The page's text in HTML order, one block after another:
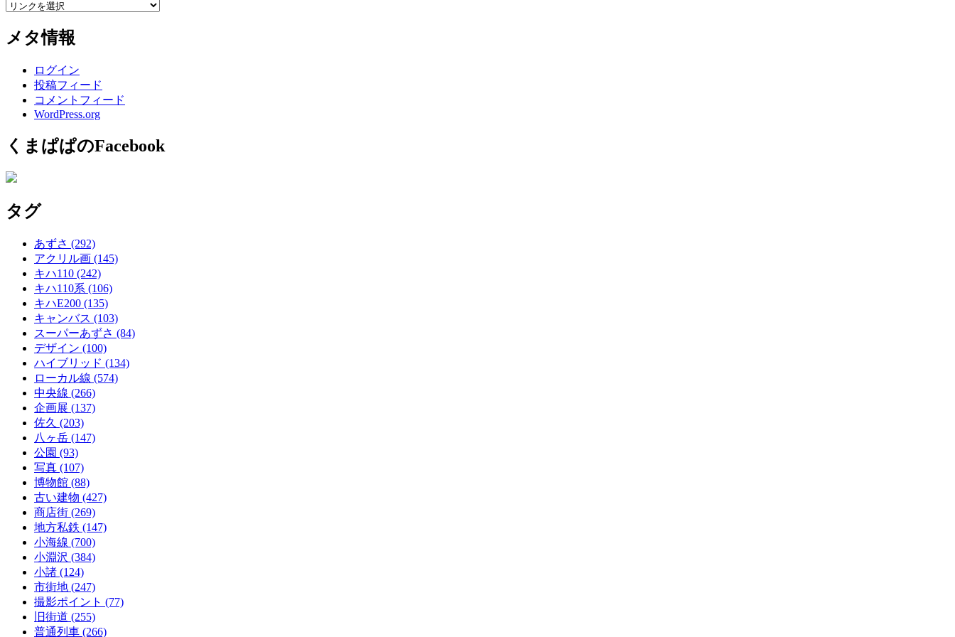
メタ情報
ログイン
投稿フィード
コメントフィード
WordPress.org
くまぱぱのFacebook
タグ
あずさ (292)
アクリル画 (145)
キハ110 (242)
キハ110系 (106)
キハE200 (135)
キャンバス (103)
スーパーあずさ (84)
デザイン (100)
ハイブリッド (134)
ローカル線 (574)
中央線 (266)
企画展 (137)
佐久 (203)
八ヶ岳 (147)
公園 (93)
写真 (107)
博物館 (88)
古い建物 (427)
商店街 (269)
地方私鉄 (147)
小海線 (700)
小淵沢 (384)
小諸 (124)
市街地 (247)
撮影ポイント (77)
旧街道 (255)
普通列車 (266)